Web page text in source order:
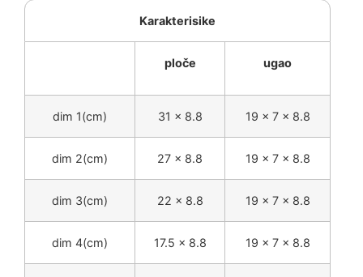
Karakterisike
ploče ugao
dim 1(cm) 31 x 8.8 19 x 7 x 8.8
dim 2(cm) 27 x 8.8 19 x 7 x 8.8
dim 3(cm) 22 x 8.8 19 x 7 x 8.8
dim 4(cm) 17.5 x 8.8 19 x 7 x 8.8